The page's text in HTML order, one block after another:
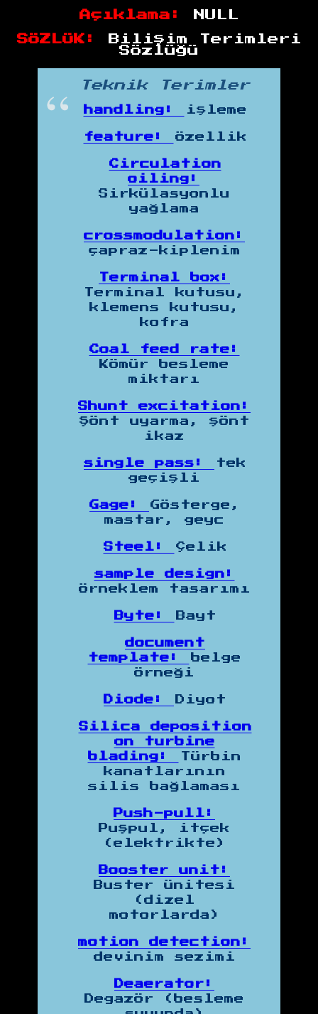
Açıklama: NULL
SÖZLÜK:
Bilişim Terimleri
Sözlüğü
Teknik Terimler
handling: işleme
feature: özellik
Circulation
oiling:
Sirkülasyonlu
yağlama
crossmodulation:
çapraz-kiplenim
Terminal box:
Terminal kutusu,
klemens kutusu,
kofra
Coal feed rate:
Kömür besleme
miktarı
Shunt excitation:
Şönt uyarma, şönt
ikaz
single pass:
tek
geçişli
Gage:
Gösterge,
mastar, geyc
Steel: Çelik
sample design:
örneklem tasarımı
Byte: Bayt
document
template:
belge
örneği
Diode: Diyot
Silica deposition
on turbine
blading:
Türbin
kanatlarının
silis bağlaması
Push-pull:
Puşpul, itçek
(elektrikte)
Booster unit:
Buster ünitesi
(dizel
motorlarda)
motion detection:
devinim sezimi
Deaerator:
Degazör (besleme